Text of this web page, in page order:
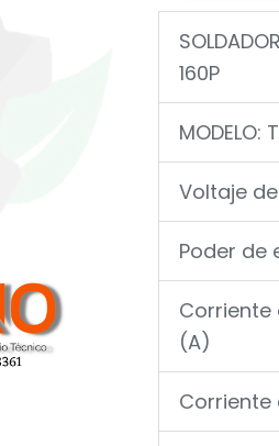
160P
MODELO:
Voltaje
Poder de
Corriente
(A)
Corriente